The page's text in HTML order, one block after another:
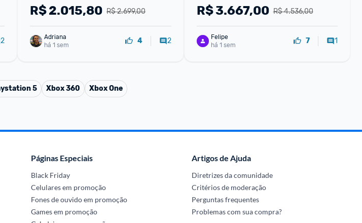
2
R$ 2.699,00
R$2.015,80
Adriana
há 1 sem
4 2
R$ 4.536,00
R$3.667,00
Felipe
há 1 sem
7 1
5 Xbox 360 Xbox One
Páginas Especiais
Black Friday
Celulares em promoção
Fones de ouvido em promoção
Games em promoção
Artigos de Ajuda
Diretrizes da comunidade
Critérios de moderação
Perguntas frequentes
Problemas com sua compra?